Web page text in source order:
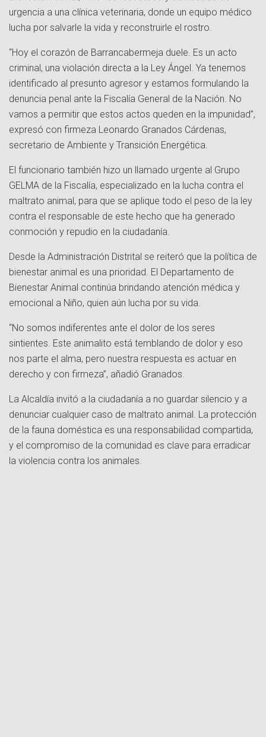
urgencia a una clínica veterinaria, donde un equipo médico
lucha por salvarle la vida y reconstruirle el rostro.
“Hoy el corazón de Barrancabermeja duele. Es un acto
criminal, una violación directa a la Ley Ángel. Ya tenemos
identificado al presunto agresor y estamos formulando la
denuncia penal ante la Fiscalía General de la Nación. No
vamos a permitir que estos actos queden en la impunidad”,
expresó con firmeza Leonardo Granados Cárdenas,
secretario de Ambiente y Transición Energética.
El funcionario también hizo un llamado urgente al Grupo
GELMA de la Fiscalía, especializado en la lucha contra el
maltrato animal, para que se aplique todo el peso de la ley
contra el responsable de este hecho que ha generado
conmoción y repudio en la ciudadanía.
Desde la Administración Distrital se reiteró que la política de
bienestar animal es una prioridad. El Departamento de
Bienestar Animal continúa brindando atención médica y
emocional a Niño, quien aún lucha por su vida.
“No somos indiferentes ante el dolor de los seres
sintientes. Este animalito está temblando de dolor y eso
nos parte el alma, pero nuestra respuesta es actuar en
derecho y con firmeza”, añadió Granados.
La Alcaldía invitó a la ciudadanía a no guardar silencio y a
denunciar cualquier caso de maltrato animal. La protección
de la fauna doméstica es una responsabilidad compartida,
y el compromiso de la comunidad es clave para erradicar
la violencia contra los animales.